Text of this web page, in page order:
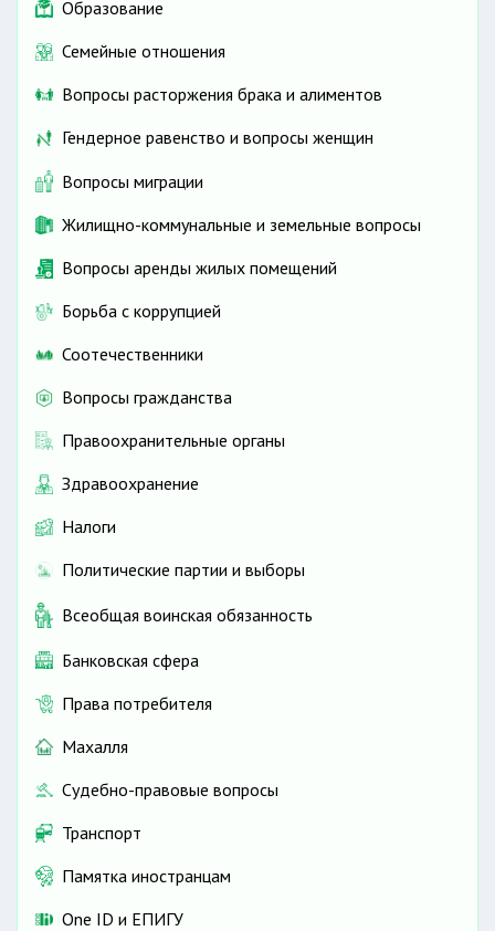
Образование
Семейные отношения
Вопросы расторжения брака и алиментов
Гендерное равенство и вопросы женщин
Вопросы миграции
Жилищно-коммунальные и земельные вопросы
Вопросы аренды жилых помещений
Борьба с коррупцией
Соотечественники
Вопросы гражданства
Правоохранительные органы
Здравоохранение
Налоги
Политические партии и выборы
Всеобщая воинская обязанность
Банковская сфера
Права потребителя
Махалля
Судебно-правовые вопросы
Транспорт
Памятка иностранцам
One ID и ЕПИГУ